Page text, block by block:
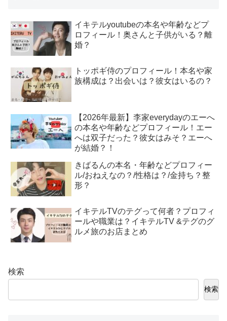
イキテルyoutubeの本名や年齢などプ
ロフィール！奥さんと子供がいる？離
婚？
トッポギ侍のプロフィール！本名や家
族構成は？出会いは？彼女はいるの？
【2026年最新】李家everydayのエーへ
の本名や年齢などプロフィール！エー
へは双子だった？彼女はみそ？エーへ
が結婚？！
きばるんの本名・年齢などプロフィー
ル/おねえなの？/性格は？/金持ち？整
形？
イキテルTVのテグって何者？プロフィ
ールや職業は？イキテルTV &テグのグ
ルメ旅のお店まとめ
検索
検索